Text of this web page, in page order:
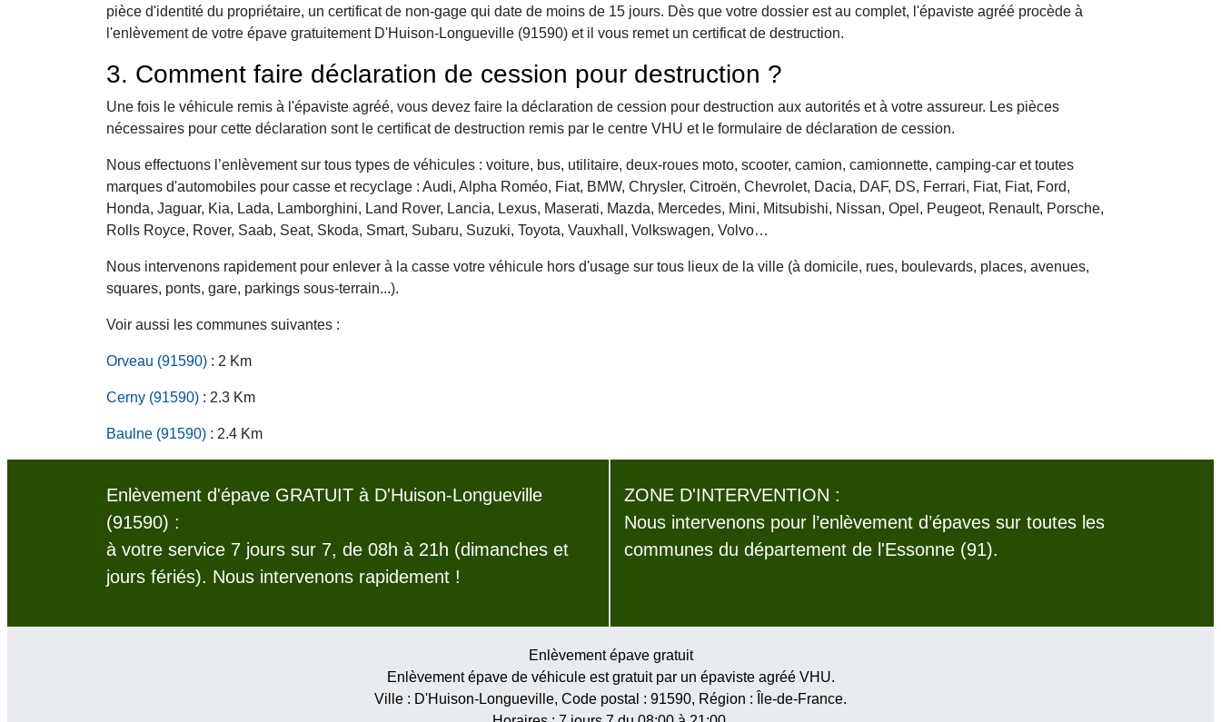
pièce d'identité du propriétaire, un certificat de non-gage qui date de moins de 15 jours. Dès que votre dossier est au complet, l'épaviste agréé procède à
l'enlèvement de votre épave gratuitement D'Huison-Longueville (91590) et il vous remet un certificat de destruction.
3. Comment faire déclaration de cession pour destruction ?
Une fois le véhicule remis à l'épaviste agréé, vous devez faire la déclaration de cession pour destruction aux autorités et à votre assureur. Les pièces
nécessaires pour cette déclaration sont le certificat de destruction remis par le centre VHU et le formulaire de déclaration de cession.
Nous effectuons l’enlèvement sur tous types de véhicules : voiture, bus, utilitaire, deux-roues moto, scooter, camion, camionnette, camping-car et toutes
marques d'automobiles pour casse et recyclage : Audi, Alpha Roméo, Fiat, BMW, Chrysler, Citroën, Chevrolet, Dacia, DAF, DS, Ferrari, Fiat, Fiat, Ford,
Honda, Jaguar, Kia, Lada, Lamborghini, Land Rover, Lancia, Lexus, Maserati, Mazda, Mercedes, Mini, Mitsubishi, Nissan, Opel, Peugeot, Renault, Porsche,
Rolls Royce, Rover, Saab, Seat, Skoda, Smart, Subaru, Suzuki, Toyota, Vauxhall, Volkswagen, Volvo…
Nous intervenons rapidement pour enlever à la casse votre véhicule hors d'usage sur tous lieux de la ville (à domicile, rues, boulevards, places, avenues,
squares, ponts, gare, parkings sous-terrain...).
Voir aussi les communes suivantes :
Orveau (91590) : 2 Km
Cerny (91590) : 2.3 Km
Baulne (91590) : 2.4 Km
Enlèvement d'épave GRATUIT à D'Huison-Longueville
(91590) :
à votre service 7 jours sur 7, de 08h à 21h (dimanches et
jours fériés). Nous intervenons rapidement !
ZONE D'INTERVENTION :
Nous intervenons pour l’enlèvement d’épaves sur toutes les
communes du département de l'Essonne (91).
Enlèvement épave gratuit
Enlèvement épave de véhicule est gratuit par un épaviste agréé VHU.
Ville : D'Huison-Longueville, Code postal : 91590, Région : Île-de-France.